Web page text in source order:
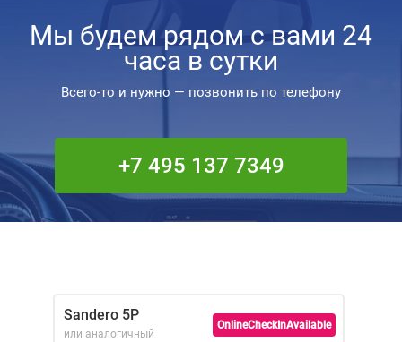
Мы будем рядом с вами 24
часа в сутки
Всего-то и нужно — позвонить по телефону
+7 495 137 7349
Sandero 5P
или аналогичный
OnlineCheckInAvailable